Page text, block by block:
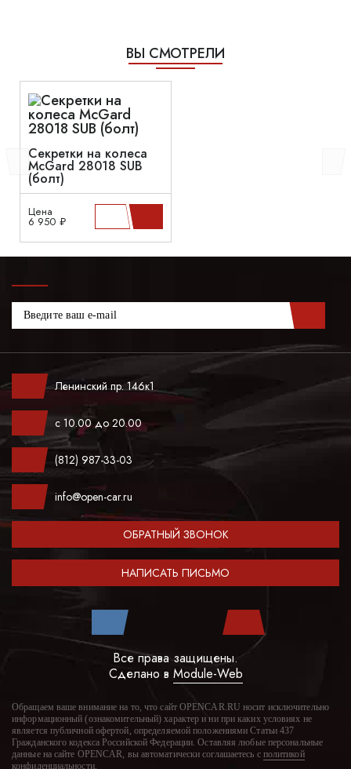
ВЫ СМОТРЕЛИ
Секретки на колеса
McGard 28018 SUB
(болт)
Цена
6 950 ₽
Ленинский пр. 146к1
с 10.00 до 20.00
(812) 987-33-03
info@open-car.ru
ОБРАТНЫЙ ЗВОНОК
НАПИСАТЬ ПИСЬМО
Все права защищены.
Сделано в Module-Web
Обращаем ваше внимание на то, что сайт OPENCAR.RU носит исключительно
информационный (ознакомительный) характер и ни при каких условиях не
является публичной офертой, определяемой положениями Статьи 437
Гражданского кодекса Российской Федерации. Оставляя любые персональные
данные на сайте OPENCAR, вы автоматически соглашаетесь с политикой
конфиденциальности.